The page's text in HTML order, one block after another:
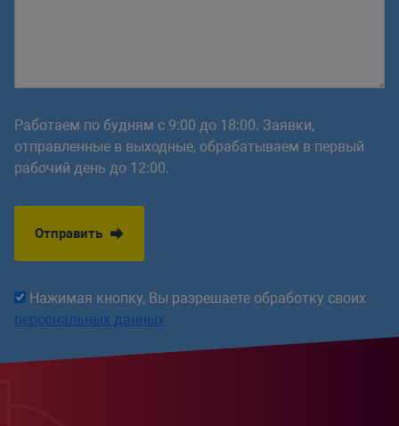
Работаем по будням с 9:00 до 18:00. Заявки,
отправленные в выходные, обрабатываем в первый
рабочий день до 12:00.
Отправить
Нажимая кнопку, Вы разрешаете обработку своих
персональных данных